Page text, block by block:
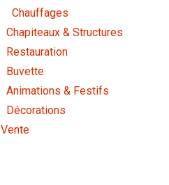
Chauffages
Chapiteaux & Structures
Restauration
Buvette
Animations & Festifs
Décorations
Vente